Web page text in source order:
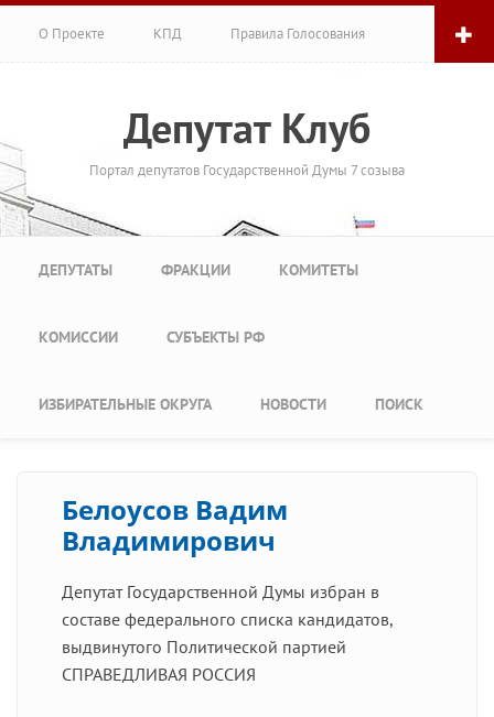
О Проекте КПД Правила Голосования
Депутат Клуб
Портал депутатов Государственной Думы 7 созыва
Главное меню
ДЕПУТАТЫ ФРАКЦИИ КОМИТЕТЫ
КОМИССИИ СУБЪЕКТЫ РФ
ИЗБИРАТЕЛЬНЫЕ ОКРУГА НОВОСТИ ПОИСК
Белоусов Вадим
Владимирович
Депутат Государственной Думы избран в
составе федерального списка кандидатов,
выдвинутого Политической партией
СПРАВЕДЛИВАЯ РОССИЯ